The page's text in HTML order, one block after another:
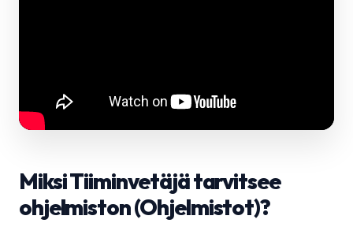
Miksi Tiiminvetäjä tarvitsee
ohjelmiston (Ohjelmistot)?